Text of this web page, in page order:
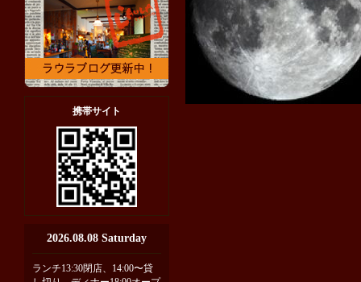
携帯サイト
2026.08.08 Saturday
ランチ13:30閉店、14:00〜貸